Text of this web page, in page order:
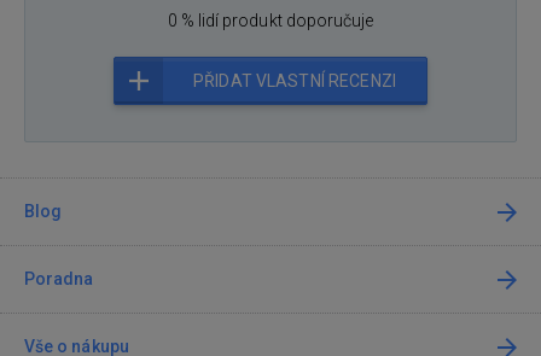
0 % lidí produkt doporučuje
PŘIDAT VLASTNÍ RECENZI
Blog
Poradna
Vše o nákupu